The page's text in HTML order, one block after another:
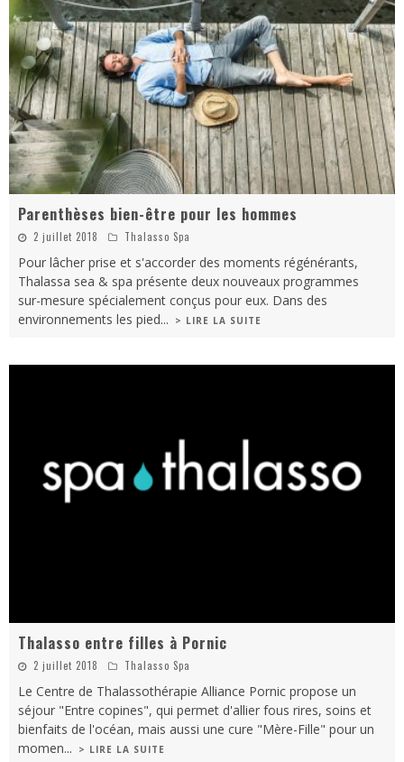
Parenthèses bien-être pour les hommes
2 juillet 2018 Thalasso Spa
Pour lâcher prise et s'accorder des moments régénérants,
Thalassa sea & spa présente deux nouveaux programmes
sur-mesure spécialement conçus pour eux. Dans des
environnements les pied... > LIRE LA SUITE
Thalasso entre filles à Pornic
2 juillet 2018 Thalasso Spa
Le Centre de Thalassothérapie Alliance Pornic propose un
séjour "Entre copines", qui permet d'allier fous rires, soins et
bienfaits de l'océan, mais aussi une cure "Mère-Fille" pour un
momen... > LIRE LA SUITE